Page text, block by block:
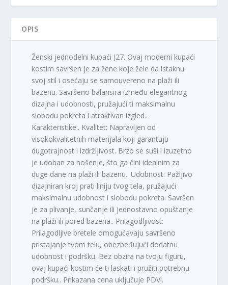
OPIS
Ženski jednodelni kupaći J27. Ovaj moderni kupaći
kostim savršen je za žene koje žele da istaknu
svoj stil i osećaju se samouvereno na plaži ili
bazenu. Savršeno balansira između elegantnog
dizajna i udobnosti, pružajući ti maksimalnu
slobodu pokreta i atraktivan izgled..
Karakteristike:. Kvalitet: Napravljen od
visokokvalitetnih materijala koji garantuju
dugotrajnost i izdržljivost. Brzo se suši i izuzetno
je udoban za nošenje, što ga čini idealnim za
duge dane na plaži ili bazenu.. Udobnost: Pažljivo
dizajniran kroj prati liniju tvog tela, pružajući
maksimalnu udobnost i slobodu pokreta. Savršen
je za plivanje, sunčanje ili jednostavno opuštanje
na plaži ili pored bazena.. Prilagodljivost:
Prilagodljive bretele omogućavaju savršeno
pristajanje tvom telu, obezbeđujući dodatnu
udobnost i podršku. Bez obzira na tvoju figuru,
ovaj kupaći kostim će ti laskati i pružiti potrebnu
podršku.. Prikazana cena uključuje PDV!.